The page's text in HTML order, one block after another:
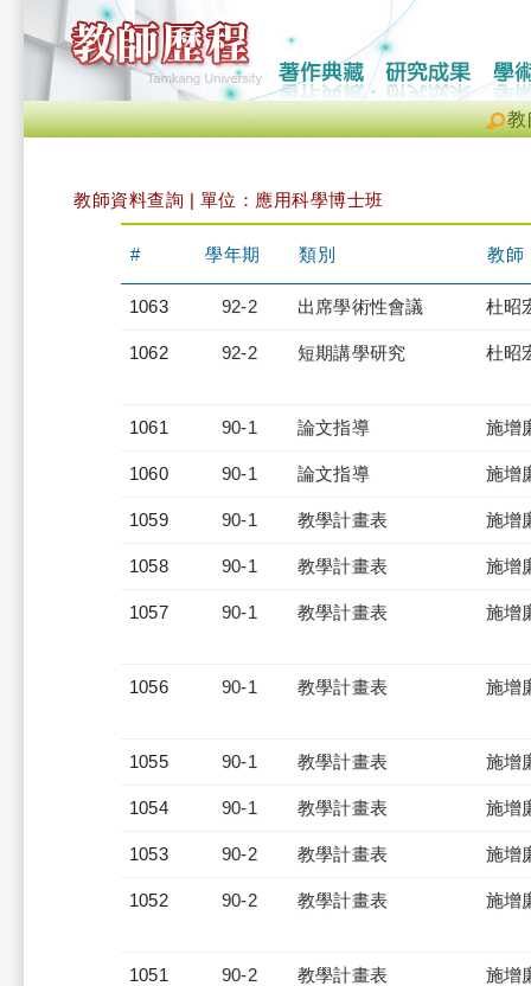
教
教師資料查詢 | 單位：應用科學博士班
# 學年期 類別 教師
1063 92-2 出席學術性會議 杜昭
1062 92-2 短期講學研究 杜昭
1061 90-1 論文指導 施增
1060 90-1 論文指導 施增
1059 90-1 教學計畫表 施增
1058 90-1 教學計畫表 施增
1057 90-1 教學計畫表 施增
1056 90-1 教學計畫表 施增
1055 90-1 教學計畫表 施增
1054 90-1 教學計畫表 施增
1053 90-2 教學計畫表 施增
1052 90-2 教學計畫表 施增
1051 90-2 教學計畫表 施增